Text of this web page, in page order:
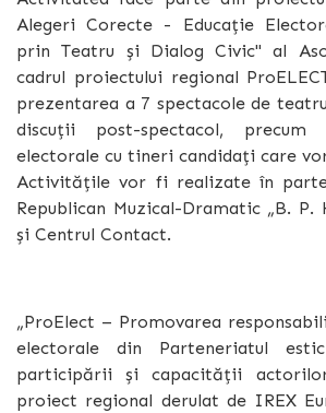
Alegeri Corecte - Educație
prin Teatru și Dialog Civic" al
cadrul proiectului regional
prezentarea a 7 spectacole de
discuții post-spectacol,
electorale cu tineri candidați care
Activitățile vor fi realizate în
Republican Muzical-Dramatic „B. P.
și Centrul Contact.
„ProElect – Promovarea
electorale din Parteneriatul
participării și capacității
proiect regional derulat de IREX